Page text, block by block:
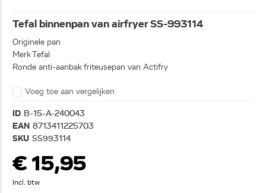
Tefal binnenpan van airfryer SS-993114
Originele pan
Merk Tefal
Ronde anti-aanbak friteusepan van Actifry
Voeg toe aan vergelijken
ID B-15-A-240043
EAN 8713411225703
SKU SS993114
€ 15,95
Incl. btw